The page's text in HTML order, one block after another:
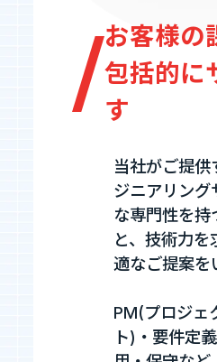
技術ブログ
Fairgrit(フェアグ
お客様の
包括的に
す
当社がご提供
ジニアリング
な専門性を
と、技術力
適なご提案を
PM(プロジェ
ト)・要件定